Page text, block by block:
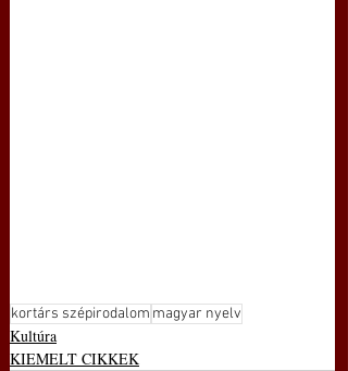
kortárs szépirodalom magyar nyelv
Kultúra
KIEMELT CIKKEK